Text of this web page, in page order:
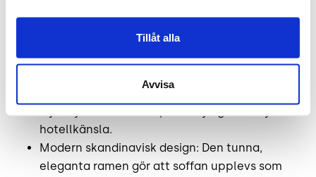
Tillåt alla
Avvisa
Oslagbar sittkomfort: Plymåerna är
ger ett fantastiskt stöd, kombinerat med ett
hotellkänsla.
Modern skandinavisk design: Den tunna,
eleganta ramen gör att soffan upplevs som